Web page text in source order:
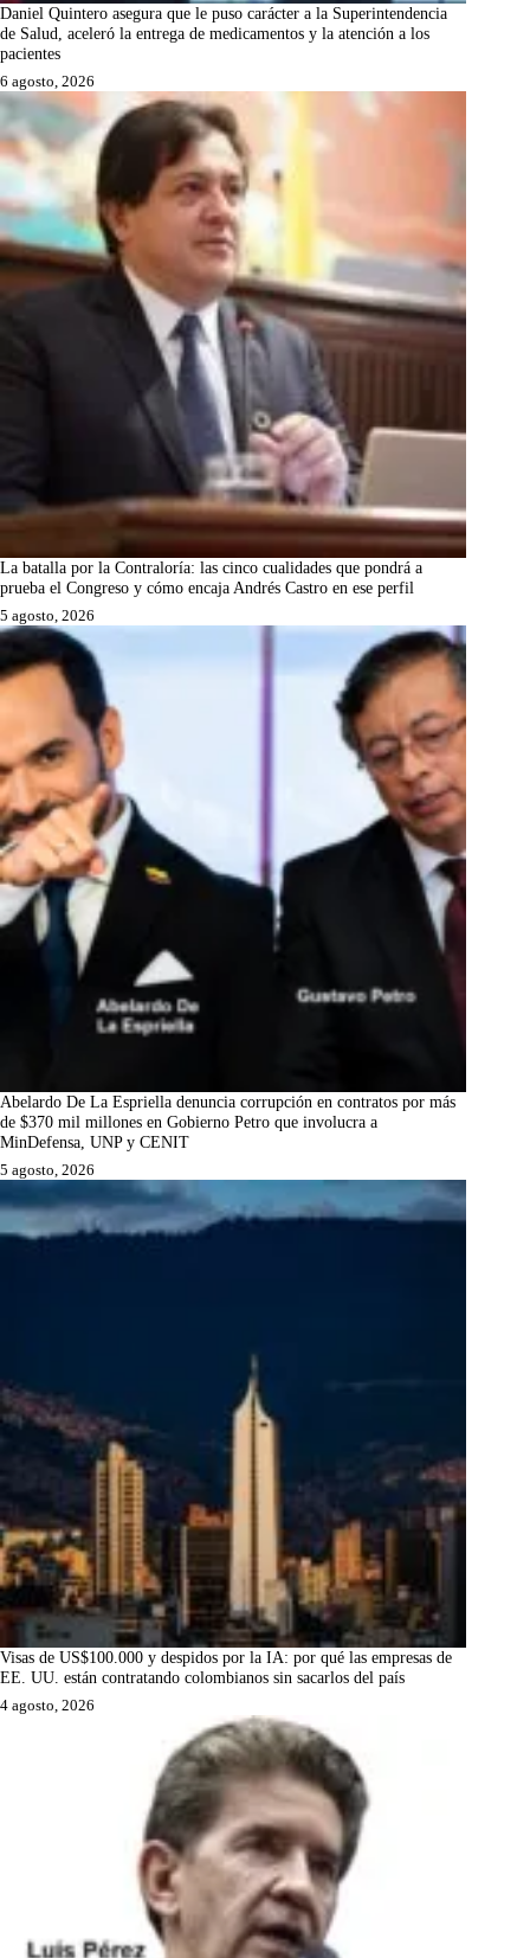
Daniel Quintero asegura que le puso carácter a la Superintendencia
de Salud, aceleró la entrega de medicamentos y la atención a los
pacientes
6 agosto, 2026
La batalla por la Contraloría: las cinco cualidades que pondrá a
prueba el Congreso y cómo encaja Andrés Castro en ese perfil
5 agosto, 2026
Abelardo De La Espriella denuncia corrupción en contratos por más
de $370 mil millones en Gobierno Petro que involucra a
MinDefensa, UNP y CENIT
5 agosto, 2026
Visas de US$100.000 y despidos por la IA: por qué las empresas de
EE. UU. están contratando colombianos sin sacarlos del país
4 agosto, 2026